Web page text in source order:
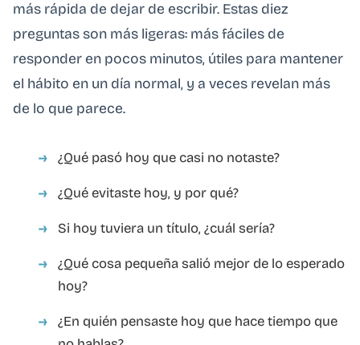
más rápida de dejar de escribir. Estas diez
preguntas son más ligeras: más fáciles de
responder en pocos minutos, útiles para mantener
el hábito en un día normal, y a veces revelan más
de lo que parece.
¿Qué pasó hoy que casi no notaste?
¿Qué evitaste hoy, y por qué?
Si hoy tuviera un título, ¿cuál sería?
¿Qué cosa pequeña salió mejor de lo esperado
hoy?
¿En quién pensaste hoy que hace tiempo que